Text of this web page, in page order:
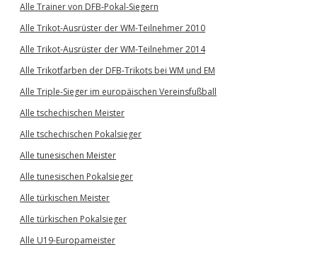
Alle Trainer von DFB-Pokal-Siegern
Alle Trikot-Ausrüster der WM-Teilnehmer 2010
Alle Trikot-Ausrüster der WM-Teilnehmer 2014
Alle Trikotfarben der DFB-Trikots bei WM und EM
Alle Triple-Sieger im europäischen Vereinsfußball
Alle tschechischen Meister
Alle tschechischen Pokalsieger
Alle tunesischen Meister
Alle tunesischen Pokalsieger
Alle türkischen Meister
Alle türkischen Pokalsieger
Alle U19-Europameister